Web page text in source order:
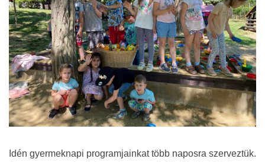
Idén gyermeknapi programjainkat több naposra szerveztük.